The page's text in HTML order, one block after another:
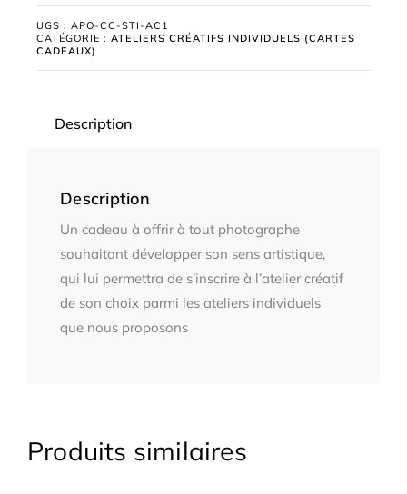
UGS : APO-CC-STI-AC1
CATÉGORIE : ATELIERS CRÉATIFS INDIVIDUELS (CARTES
CADEAUX)
Description
Description
Un cadeau à offrir à tout photographe
souhaitant développer son sens artistique,
qui lui permettra de s’inscrire à l’atelier créatif
de son choix parmi les ateliers individuels
que nous proposons
Produits similaires